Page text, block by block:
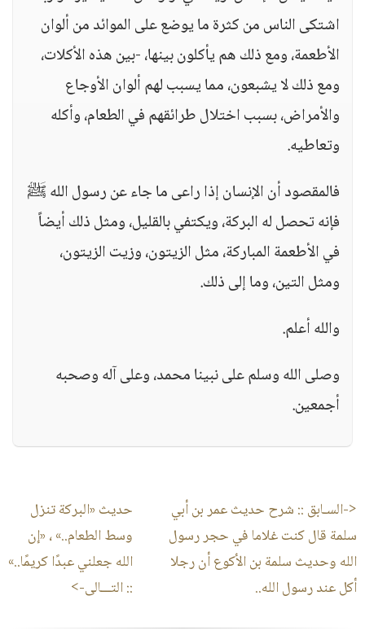
اشتكى الناس من كثرة ما يوضع على الموائد من ألوان
الأطعمة، ومع ذلك هم يأكلون بينها، -بين هذه الأكلات،
ومع ذلك لا يشبعون، مما يسبب لهم ألوان الأوجاع
والأمراض، بسبب اختلال طرائقهم في الطعام، وأكله
وتعاطيه.
فالمقصود أن الإنسان إذا راعى ما جاء عن رسول الله ﷺ
فإنه تحصل له البركة، ويكتفي بالقليل، ومثل ذلك أيضاً
في الأطعمة المباركة، مثل الزيتون، وزيت الزيتون،
ومثل التين، وما إلى ذلك.
والله أعلم.
وصلى الله وسلم على نبينا محمد، وعلى آله وصحبه
أجمعين.
<-السـابق :: شرح حديث عمر بن أبي
سلمة قال كنت غلاما في حجر رسول
الله وحديث سلمة بن الأكوع أن رجلا
أكل عند رسول الله..
حديث «البركة تنزل
وسط الطعام..» ، «إن
الله جعلني عبدًا كريمًا..»
:: التـــالى->